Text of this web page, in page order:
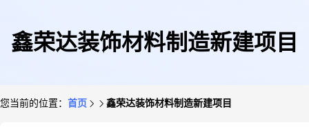
鑫荣达装饰材料制造新建项目
您当前的位置： 首页 鑫荣达装饰材料制造新建项目